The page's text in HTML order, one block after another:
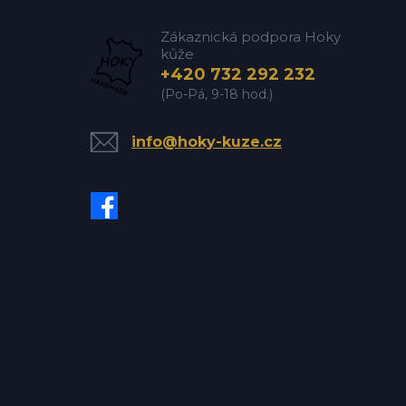
Zákaznická podpora Hoky
kůže
+420 732 292 232
(Po-Pá, 9-18 hod.)
info@hoky-kuze.cz